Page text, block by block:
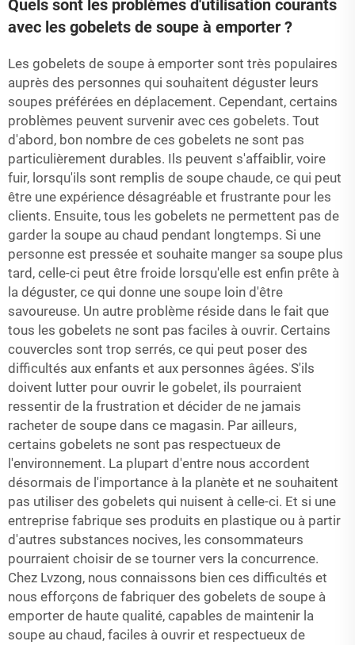
Quels sont les problèmes d'utilisation courants
avec les gobelets de soupe à emporter ?
Les gobelets de soupe à emporter sont très populaires
auprès des personnes qui souhaitent déguster leurs
soupes préférées en déplacement. Cependant, certains
problèmes peuvent survenir avec ces gobelets. Tout
d'abord, bon nombre de ces gobelets ne sont pas
particulièrement durables. Ils peuvent s'affaiblir, voire
fuir, lorsqu'ils sont remplis de soupe chaude, ce qui peut
être une expérience désagréable et frustrante pour les
clients. Ensuite, tous les gobelets ne permettent pas de
garder la soupe au chaud pendant longtemps. Si une
personne est pressée et souhaite manger sa soupe plus
tard, celle-ci peut être froide lorsqu'elle est enfin prête à
la déguster, ce qui donne une soupe loin d'être
savoureuse. Un autre problème réside dans le fait que
tous les gobelets ne sont pas faciles à ouvrir. Certains
couvercles sont trop serrés, ce qui peut poser des
difficultés aux enfants et aux personnes âgées. S'ils
doivent lutter pour ouvrir le gobelet, ils pourraient
ressentir de la frustration et décider de ne jamais
racheter de soupe dans ce magasin. Par ailleurs,
certains gobelets ne sont pas respectueux de
l'environnement. La plupart d'entre nous accordent
désormais de l'importance à la planète et ne souhaitent
pas utiliser des gobelets qui nuisent à celle-ci. Et si une
entreprise fabrique ses produits en plastique ou à partir
d'autres substances nocives, les consommateurs
pourraient choisir de se tourner vers la concurrence.
Chez Lvzong, nous connaissons bien ces difficultés et
nous efforçons de fabriquer des gobelets de soupe à
emporter de haute qualité, capables de maintenir la
soupe au chaud, faciles à ouvrir et respectueux de